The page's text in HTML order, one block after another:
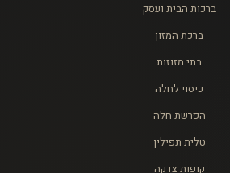
ברכות הבית ועסק
ברכת המזון
בתי מזוזות
כיסוי לחלה
הפרשת חלה
טלית תפילין
קופות צדקה